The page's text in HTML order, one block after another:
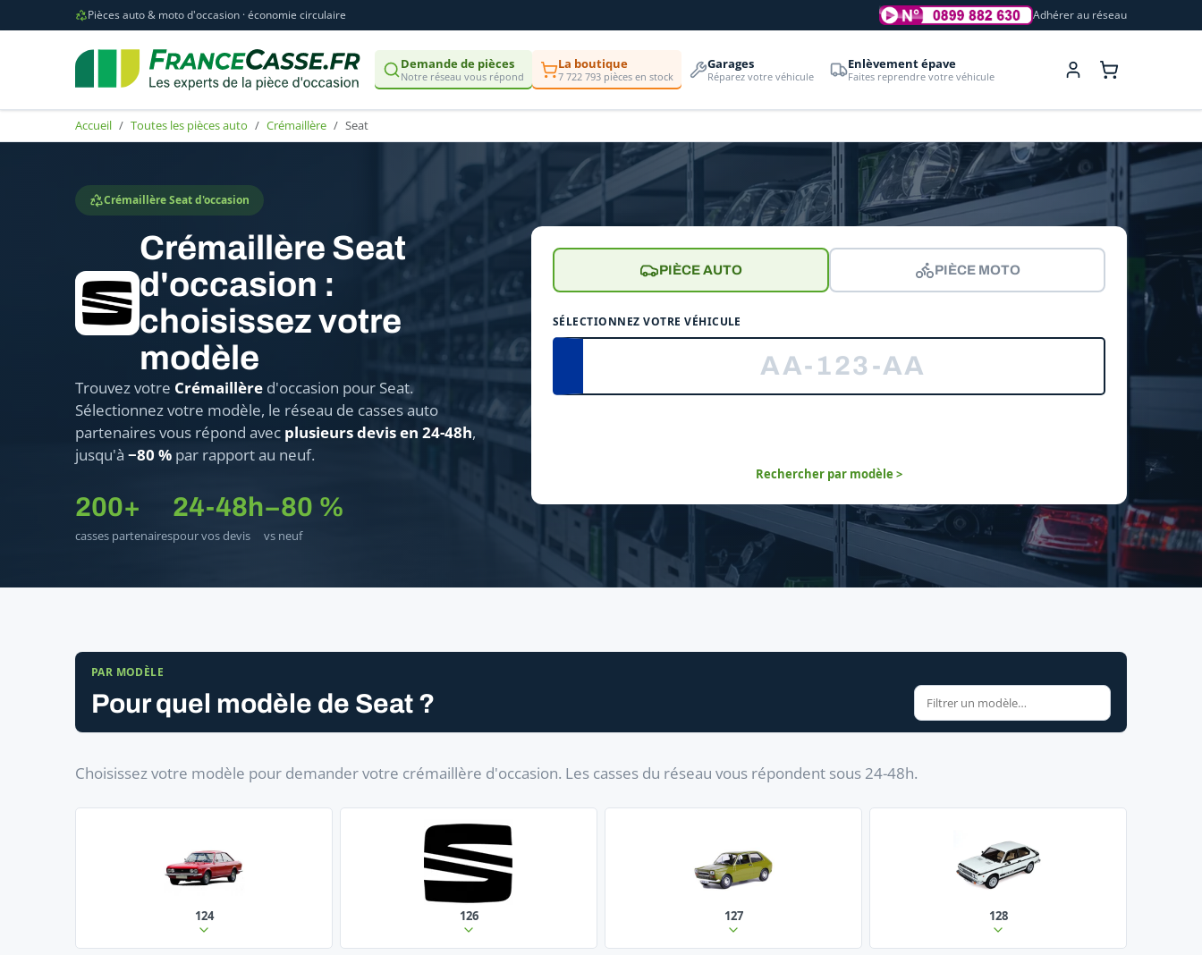
Pièces auto & moto d'occasion · économie circulaire Adhérer au réseau
Demande de pièces
Notre réseau vous répond
La boutique
7 722 793 pièces en stock
Garages
Réparez votre véhicule
Enlèvement épave
Faites reprendre votre véhicule
Accueil Toutes les pièces auto Crémaillère Seat
Crémaillère Seat d'occasion
Crémaillère Seat
d'occasion :
choisissez votre
modèle
Trouvez votre Crémaillère d'occasion pour Seat.
Sélectionnez votre modèle, le réseau de casses auto
partenaires vous répond avec plusieurs devis en 24-48h,
jusqu'à −80 % par rapport au neuf.
200+
casses partenaires
24-48h
pour vos devis
−80 %
vs neuf
PIÈCE AUTO PIÈCE MOTO
SÉLECTIONNEZ VOTRE VÉHICULE
Rechercher par modèle >
PAR MODÈLE
Pour quel modèle de Seat ?
Choisissez votre modèle pour demander votre crémaillère d'occasion. Les casses du réseau vous répondent sous 24-48h.
124 126 127 128